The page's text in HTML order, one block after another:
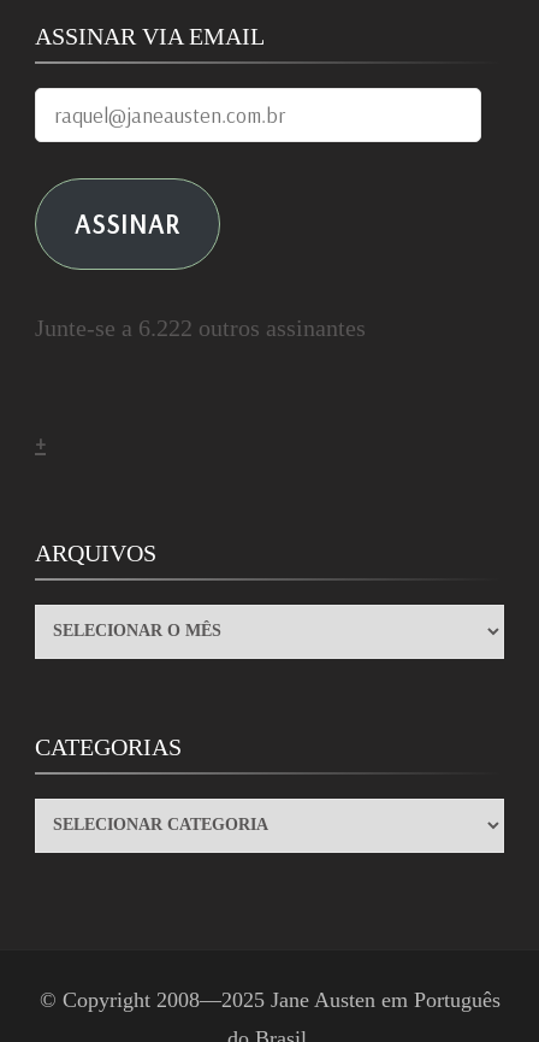
ASSINAR VIA EMAIL
raquel@janeausten.com.br
ASSINAR
Junte-se a 6.222 outros assinantes
+
ARQUIVOS
ARQUIVOS
CATEGORIAS
CATEGORIAS
© Copyright 2008—2025 Jane Austen em Português